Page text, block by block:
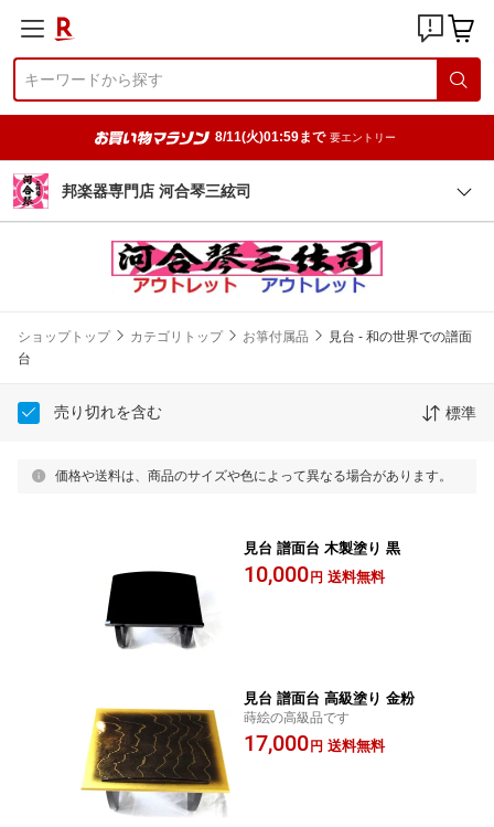
8/11(火)01:59まで 要エントリー
邦楽器専門店 河合琴三絃司
ショップトップ カテゴリトップ お箏付属品
見台 - 和の世界での譜面
台
売り切れを含む 標準
価格や送料は、商品のサイズや色によって異なる場合があります。
見台 譜面台 木製塗り 黒
10,000 円 送料無料
見台 譜面台 高級塗り 金粉
蒔絵の高級品です
17,000 円 送料無料